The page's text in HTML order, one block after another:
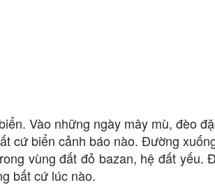
Vào những ngày mây mù, đèo
cứ biển cảnh báo nào. Đường
vùng đất đỏ bazan, hệ đất yếu.
bất cứ lúc nào.